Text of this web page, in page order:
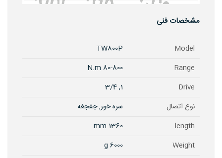
مشخصات فنی
Model
TW800P
Range
80-800 N.m
Drive
1, 3/4
نوع اتصال
سره خور, جغجغه
length
1360 mm
Weight
6000 g